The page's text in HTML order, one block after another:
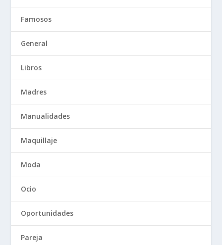
Famosos
General
Libros
Madres
Manualidades
Maquillaje
Moda
Ocio
Oportunidades
Pareja